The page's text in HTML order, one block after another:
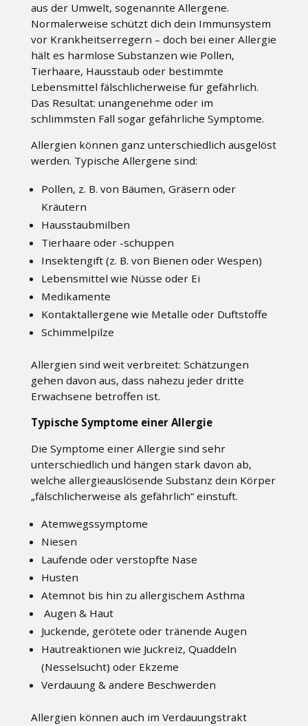
aus der Umwelt, sogenannte Allergene.
Normalerweise schützt dich dein Immunsystem
vor Krankheitserregern – doch bei einer Allergie
hält es harmlose Substanzen wie Pollen,
Tierhaare, Hausstaub oder bestimmte
Lebensmittel fälschlicherweise für gefährlich.
Das Resultat: unangenehme oder im
schlimmsten Fall sogar gefährliche Symptome.
Allergien können ganz unterschiedlich ausgelöst
werden. Typische Allergene sind:
Pollen, z. B. von Bäumen, Gräsern oder
Kräutern
Hausstaubmilben
Tierhaare oder -schuppen
Insektengift (z. B. von Bienen oder Wespen)
Lebensmittel wie Nüsse oder Ei
Medikamente
Kontaktallergene wie Metalle oder Duftstoffe
Schimmelpilze
Allergien sind weit verbreitet: Schätzungen
gehen davon aus, dass nahezu jeder dritte
Erwachsene betroffen ist.
Typische Symptome einer Allergie
Die Symptome einer Allergie sind sehr
unterschiedlich und hängen stark davon ab,
welche allergieauslösende Substanz dein Körper
„fälschlicherweise als gefährlich“ einstuft.
Atemwegssymptome
Niesen
Laufende oder verstopfte Nase
Husten
Atemnot bis hin zu allergischem Asthma
Augen & Haut
Juckende, gerötete oder tränende Augen
Hautreaktionen wie Juckreiz, Quaddeln
(Nesselsucht) oder Ekzeme
Verdauung & andere Beschwerden
Allergien können auch im Verdauungstrakt